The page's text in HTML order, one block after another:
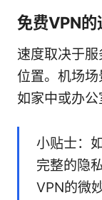
免费VPN的
速度取决于
位置。机场
如家中或办公
小贴士：
完整的隐
VPN的微